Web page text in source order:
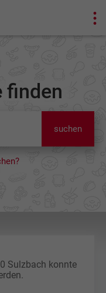
finden
suchen
Sulzbach konnte